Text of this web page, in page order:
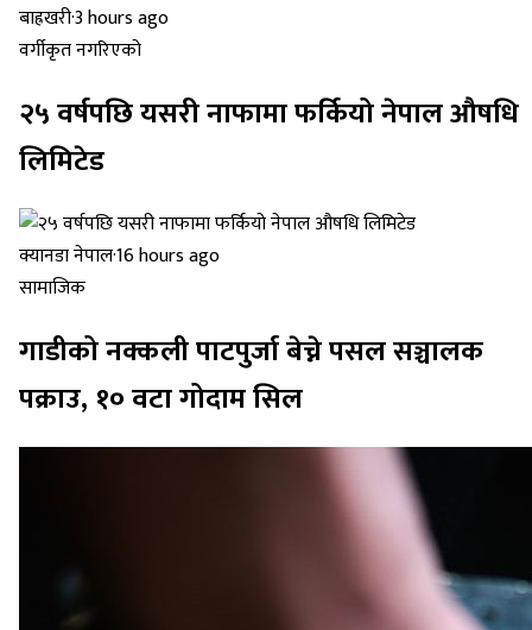
बाह्रखरी·3 hours ago
वर्गीकृत नगरिएको
२५ वर्षपछि यसरी नाफामा फर्कियो नेपाल औषधि
लिमिटेड
क्यानडा नेपाल·16 hours ago
सामाजिक
गाडीको नक्कली पाटपुर्जा बेच्ने पसल सञ्चालक
पक्राउ, १० वटा गोदाम सिल